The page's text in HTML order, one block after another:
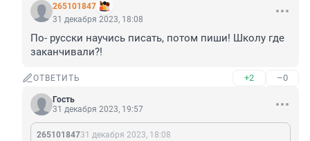
265101847
31 декабря 2023, 18:08
По- русски научись писать, потом пиши! Школу где
заканчивали?!
ОТВЕТИТЬ +2 –0
Гость
31 декабря 2023, 19:57
26510184731 декабря 2023, 18:08